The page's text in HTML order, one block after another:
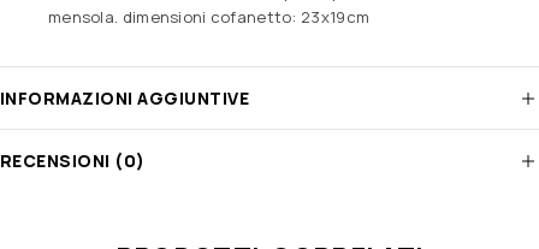
mensola. dimensioni cofanetto: 23x19cm
INFORMAZIONI AGGIUNTIVE
RECENSIONI (0)